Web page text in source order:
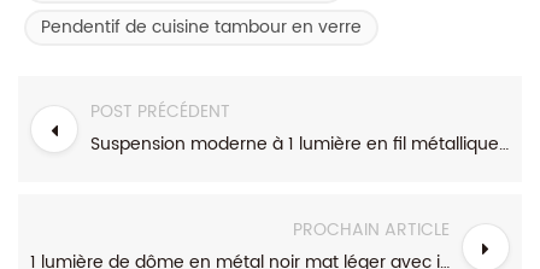
Pendentif de cuisine tambour en verre
POST PRÉCÉDENT
Suspension moderne à 1 lumière en fil métallique noir avec abat-jour en lin à cylindre intérieur
PROCHAIN ARTICLE
1 lumière de dôme en métal noir mat léger avec intérieur d'or